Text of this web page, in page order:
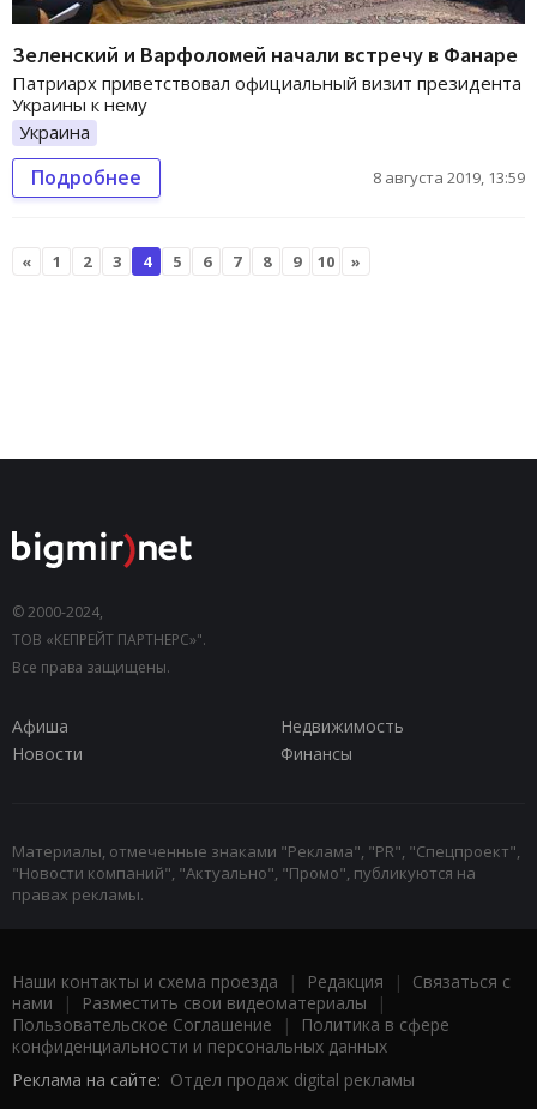
Зеленский и Варфоломей начали встречу в Фанаре
Патриарх приветствовал официальный визит президента
Украины к нему
Украина
Подробнее 8 августа 2019, 13:59
« 1 2 3 4 5 6 7 8 9 10 »
© 2000-2024,
ТОВ «КЕПРЕЙТ ПАРТНЕРС»".
Все права защищены.
Афиша
Недвижимость
Новости
Финансы
Материалы, отмеченные знаками "Реклама", "PR", "Спецпроект",
"Новости компаний", "Актуально", "Промо", публикуются на
правах рекламы.
Наши контакты и схема проезда | Редакция | Связаться с
нами | Разместить свои видеоматериалы |
Пользовательское Соглашение |
Политика в сфере
конфиденциальности и персональных данных
Реклама на сайте: Отдел продаж digital рекламы